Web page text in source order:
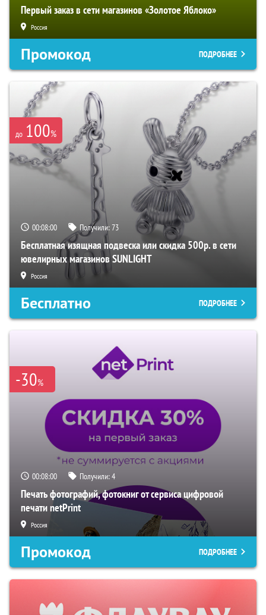
Первый заказ в сети магазинов «Золотое Яблоко»
Россия
Промокод ПОДРОБНЕЕ
до 100%
00:07:59 Получили:73
Бесплатная изящная подвеска или скидка 500р. в сети
ювелирных магазинов SUNLIGHT
Россия
Бесплатно ПОДРОБНЕЕ
-30%
00:07:59 Получили:4
Печать фотографий, фотокниг от сервиса цифровой
печати netPrint
Россия
Промокод ПОДРОБНЕЕ